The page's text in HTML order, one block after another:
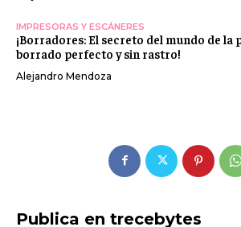
Publica en trecebytes
IMPRESORAS Y ESCÁNERES
¡Borradores: El secreto del mundo de la
borrado perfecto y sin rastro!
Alejandro Mendoza